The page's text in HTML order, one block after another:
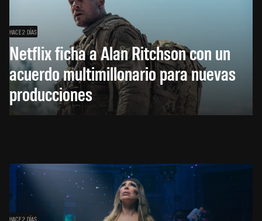
HACE 2 DÍAS
Netflix ficha a Alan Ritchson con un
acuerdo multimillonario para nuevas
producciones
HACE 2 DÍAS